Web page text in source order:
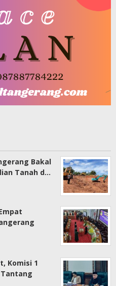
Bakal
Tanah d…
Komisi 1
Tantang